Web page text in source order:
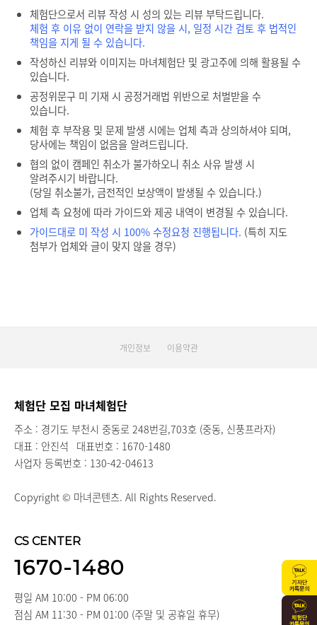
체험단으로서 리뷰 작성 시 성의 있는 리뷰 부탁드립니다.
체험 후 이유 없이 연락을 받지 않을 시, 일정 시간 검토 후 법적인
책임을 지게 될 수 있습니다.
작성하신 리뷰와 이미지는 마녀체험단 및 광고주에 의해 활용될 수
있습니다.
공정위문구 미 기재 시 공정거래법 위반으로 처벌받을 수
있습니다.
체험 후 부작용 및 문제 발생 시에는 업체 측과 상의하셔야 되며,
당사에는 책임이 없음을 알려드립니다.
협의 없이 캠페인 취소가 불가하오니 취소 사유 발생 시
알려주시기 바랍니다.
(당일 취소불가, 금전적인 보상액이 발생될 수 있습니다.)
업체 측 요청에 따라 가이드와 제공 내역이 변경될 수 있습니다.
가이드대로 미 작성 시 100% 수정요청 진행됩니다. (특히 지도
첨부가 업체와 글이 맞지 않을 경우)
개인정보 이용약관
체험단 모집 마녀체험단
주소 : 경기도 부천시 중동로 248번길,703호 (중동, 신풍프라자)
대표 : 안진석 대표번호 : 1670-1480
사업자 등록번호 : 130-42-04613
Copyright © 마녀콘텐츠. All Rights Reserved.
CS CENTER
1670-1480
평일 AM 10:00 - PM 06:00
점심 AM 11:30 - PM 01:00 (주말 및 공휴일 휴무)